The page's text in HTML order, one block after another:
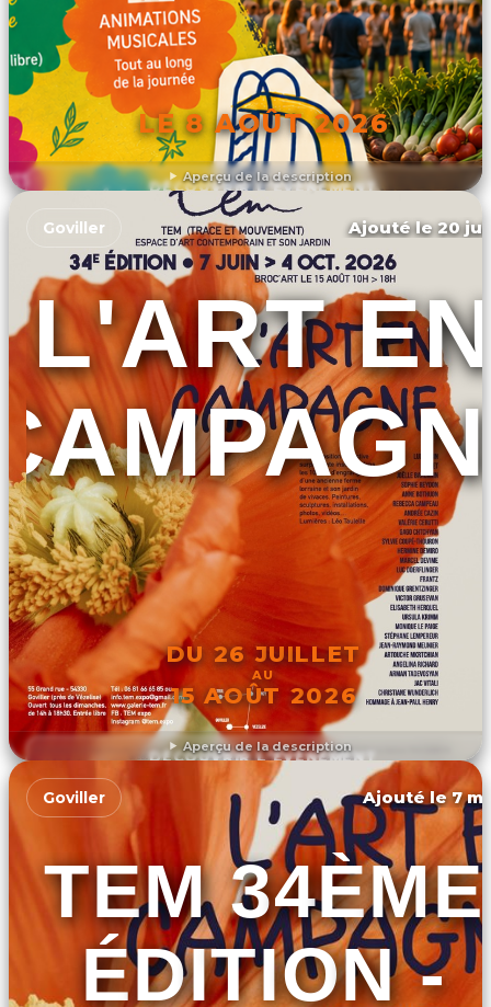
Aperçu de la description
LE 8 AOÛT 2026
DÉCOUVRIR L'ÉVÉNEMENT
Aperçu de la description
Goviller Ajouté le 20
L'ART
DU 26 JUILLET
AU
15 AOÛT 2026
DÉCOUVRIR L'ÉVÉNEMENT
Goviller Ajouté le 7
TEM 34ÈME
ÉDITION -